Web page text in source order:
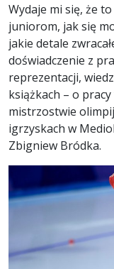
Wydaje mi się, że
juniorom, jak się
jakie detale
doświadczenie z
reprezentacji,
książkach – o
mistrzostwie
igrzyskach w
Zbigniew Bródka.